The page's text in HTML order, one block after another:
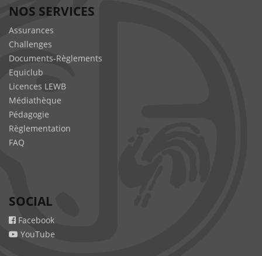
NOS SERVICES
Assurances
Challenges
Documents-Règlements
Equiclub
Licences LEWB
Médiathèque
Pédagogie
Règlementation
FAQ
SOCIAL
Facebook
YouTube